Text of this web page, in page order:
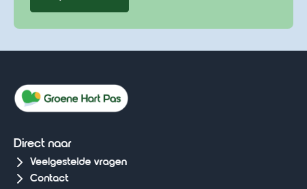
Direct naar
Veelgestelde vragen
Contact